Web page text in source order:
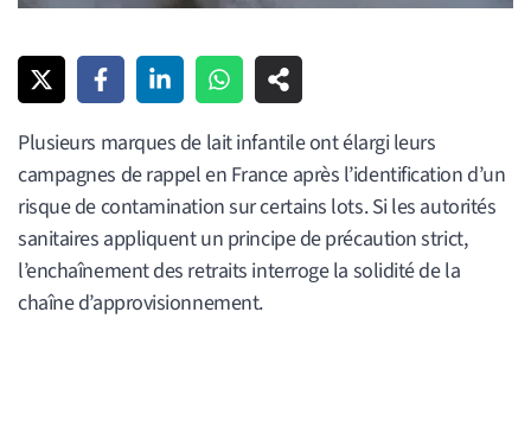
Plusieurs marques de lait infantile ont élargi leurs
campagnes de rappel en France après l’identification d’un
risque de contamination sur certains lots. Si les autorités
sanitaires appliquent un principe de précaution strict,
l’enchaînement des retraits interroge la solidité de la
chaîne d’approvisionnement.